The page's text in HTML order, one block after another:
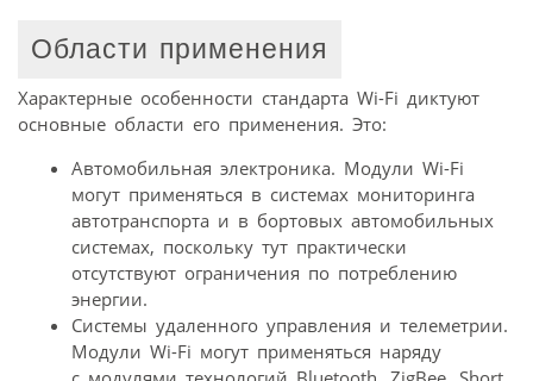
Области применения
Характерные особенности стандарта Wi-Fi диктуют
основные области его применения. Это:
Автомобильная электроника. Модули Wi-Fi
могут применяться в системах мониторинга
автотранспорта и в бортовых автомобильных
системах, поскольку тут практически
отсутствуют ограничения по потреблению
энергии.
Системы удаленного управления и телеметрии.
Модули Wi-Fi могут применяться наряду